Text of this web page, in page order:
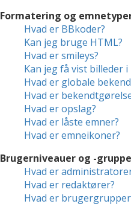
Formatering og
Hvad er BBkoder?
Kan jeg bruge HTML?
Hvad er smileys?
Kan jeg få vist billeder
Hvad er globale
Hvad er
Hvad er opslag?
Hvad er låste emner?
Hvad er emneikoner?
Brugerniveauer og -
Hvad er
Hvad er redaktører?
Hvad er